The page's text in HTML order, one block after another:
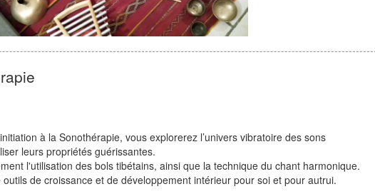
à la Sonothérapie, vous explorerez l’univers vibratoire des sons
leurs propriétés guérissantes.
l'utilisation des bols tibétains, ainsi que la technique du chant harmonique.
de croissance et de développement intérieur pour soi et pour autrui.